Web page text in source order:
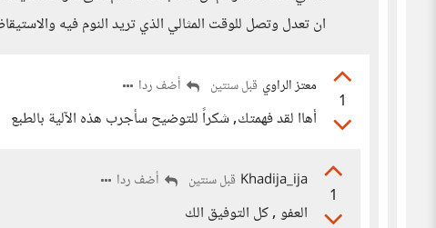
ان تعدل وتصل للوقت المثالي الذي تريد النوم فيه
1
معتز الراوي قبل سنتين أضف ردا
أهاا لقد فهمتك, شكراً للتوضيح سأجرب هذه الآلية بالطبع
1
Khadija_ija قبل سنتين أضف ردا
العفو , كل التوفيق الك